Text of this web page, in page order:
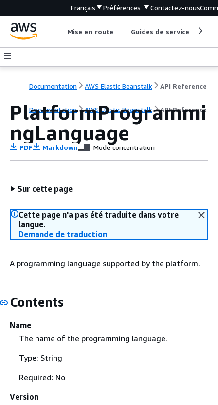
Français Préférences Contactez-nous
Mise en route Guides de service
Documentation AWS Elastic Beanstalk API Reference
Documentation AWS Elastic Beanstalk API Reference
PlatformProgrammi
ngLanguage
PDF Markdown Mode concentration
Sur cette page
Cette page n'a pas été traduite dans votre
langue.
Demande de traduction
A programming language supported by the platform.
Contents
Name
The name of the programming language.
Type: String
Required: No
Version